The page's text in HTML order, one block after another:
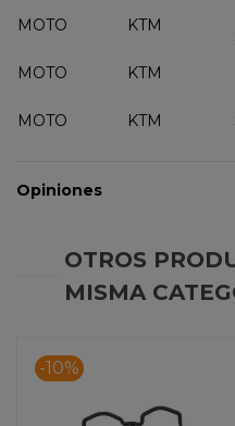
MOTO
KTM
MOTO
KTM
MOTO
KTM
Opiniones
OTROS
MISMA
-10%